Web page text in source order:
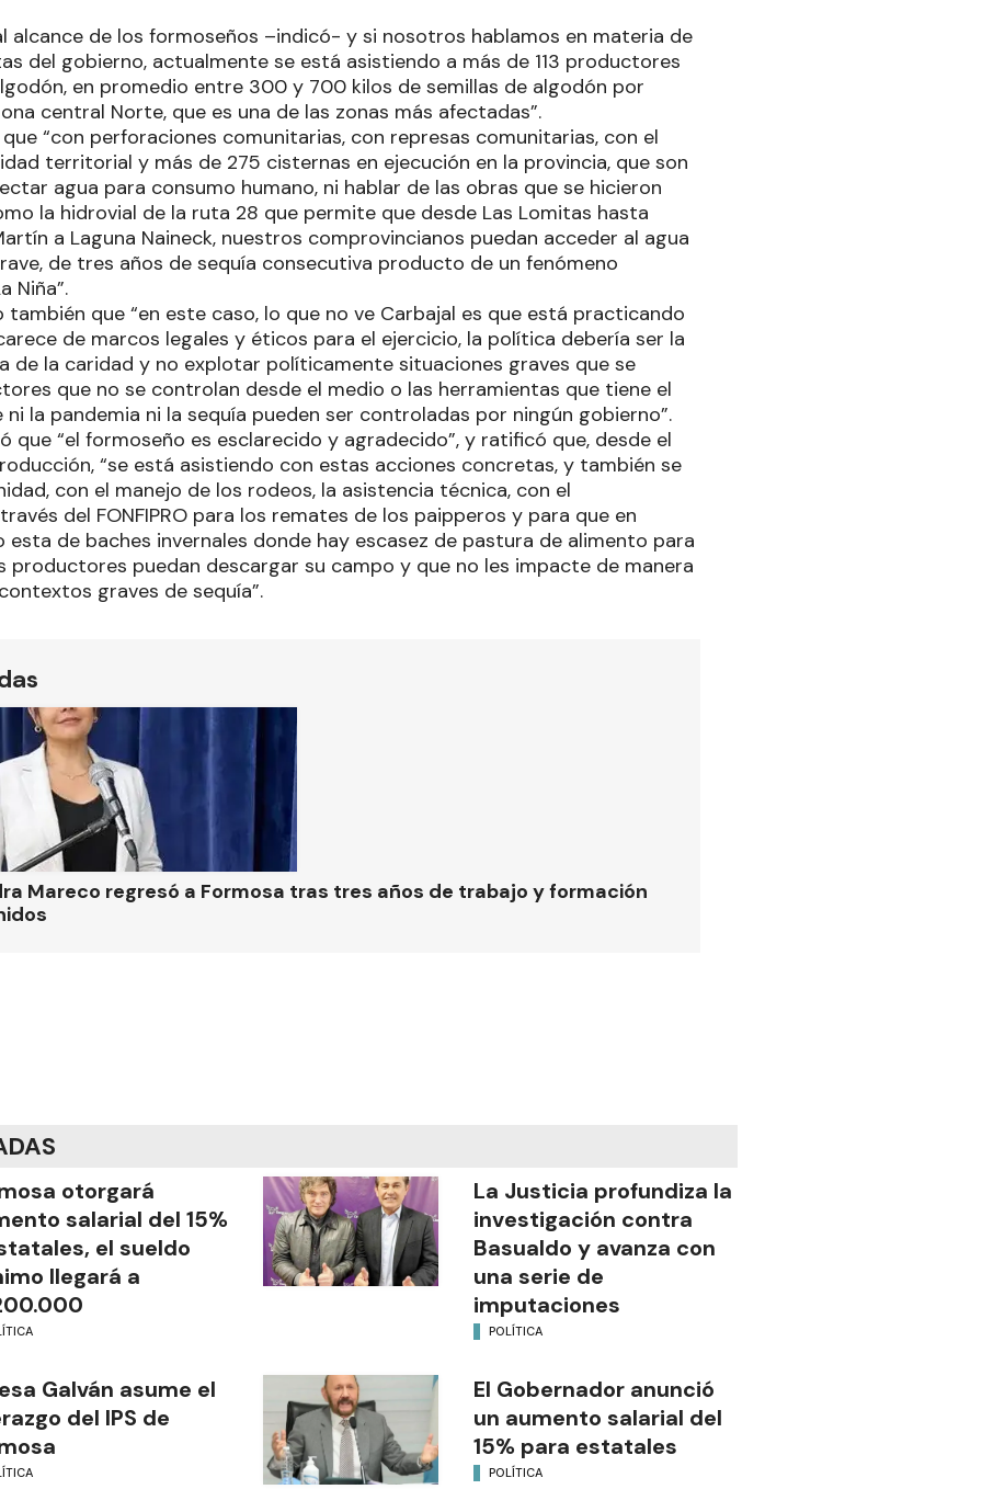
alcance de los formoseños –indicó- y si nosotros hablamos en materia de
del gobierno, actualmente se está asistiendo a más de 113 productores
en promedio entre 300 y 700 kilos de semillas de algodón por
central Norte, que es una de las zonas más afectadas”.
“con perforaciones comunitarias, con represas comunitarias, con el
territorial y más de 275 cisternas en ejecución en la provincia, que son
agua para consumo humano, ni hablar de las obras que se hicieron
la hidrovial de la ruta 28 que permite que desde Las Lomitas hasta
a Laguna Naineck, nuestros comprovincianos puedan acceder al agua
de tres años de sequía consecutiva producto de un fenómeno
Niña”.
también que “en este caso, lo que no ve Carbajal es que está practicando
de marcos legales y éticos para el ejercicio, la política debería ser la
de la caridad y no explotar políticamente situaciones graves que se
que no se controlan desde el medio o las herramientas que tiene el
la pandemia ni la sequía pueden ser controladas por ningún gobierno”.
que “el formoseño es esclarecido y agradecido”, y ratificó que, desde el
“se está asistiendo con estas acciones concretas, y también se
con el manejo de los rodeos, la asistencia técnica, con el
del FONFIPRO para los remates de los paipperos y para que en
esta de baches invernales donde hay escasez de pastura de alimento para
productores puedan descargar su campo y que no les impacte de manera
graves de sequía”.
Mareco regresó a Formosa tras tres años de trabajo y formación
otorgará
salarial del 15%
el sueldo
llegará a
La Justicia profundiza la
investigación contra
Basualdo y avanza con
una serie de
imputaciones
POLÍTICA
Galván asume el
del IPS de
El Gobernador anunció
un aumento salarial del
15% para estatales
POLÍTICA